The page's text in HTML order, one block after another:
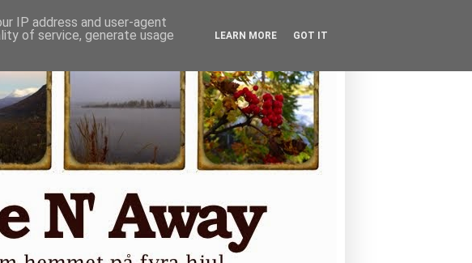
IP address and user-agent
of service, generate usage
LEARN MORE GOT IT